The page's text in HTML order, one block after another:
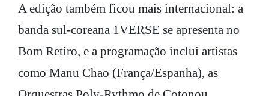
A edição também ficou mais internacional: a
banda sul-coreana 1VERSE se apresenta no
Bom Retiro, e a programação inclui artistas
como Manu Chao (França/Espanha), as